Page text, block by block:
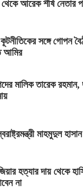
আরেক শীর্ষ নেতার
সঙ্গে গোপন
আমির
মালিক তারেক রহমান,
মাহমুদুল
হত্যার দায় থেকে
না